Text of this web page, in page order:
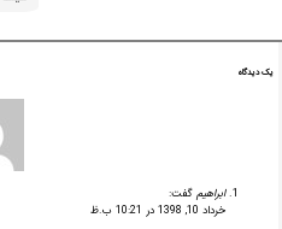
یک دیدگاه
ابراهیم گفت:
خرداد 10, 1398 در 10:21 ب.ظ